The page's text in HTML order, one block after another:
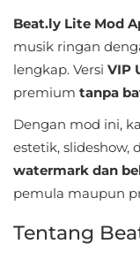
Music
Puzzle
Racing
Role
Playing
Sandbox
Beat.ly Lite Mod
musik ringan
lengkap. Versi VIP
premium tanpa
Dengan mod ini,
estetik, slideshow,
watermark dan
pemula maupun
Tentang